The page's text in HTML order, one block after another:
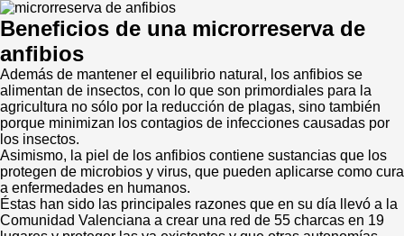
Beneficios de una microrreserva de
anfibios
Además de mantener el equilibrio natural, los anfibios se
alimentan de insectos, con lo que son primordiales para la
agricultura no sólo por la reducción de plagas, sino también
porque minimizan los contagios de infecciones causadas por
los insectos.
Asimismo, la piel de los anfibios contiene sustancias que los
protegen de microbios y virus, que pueden aplicarse como cura
a enfermedades en humanos.
Éstas han sido las principales razones que en su día llevó a la
Comunidad Valenciana a crear una red de 55 charcas en 19